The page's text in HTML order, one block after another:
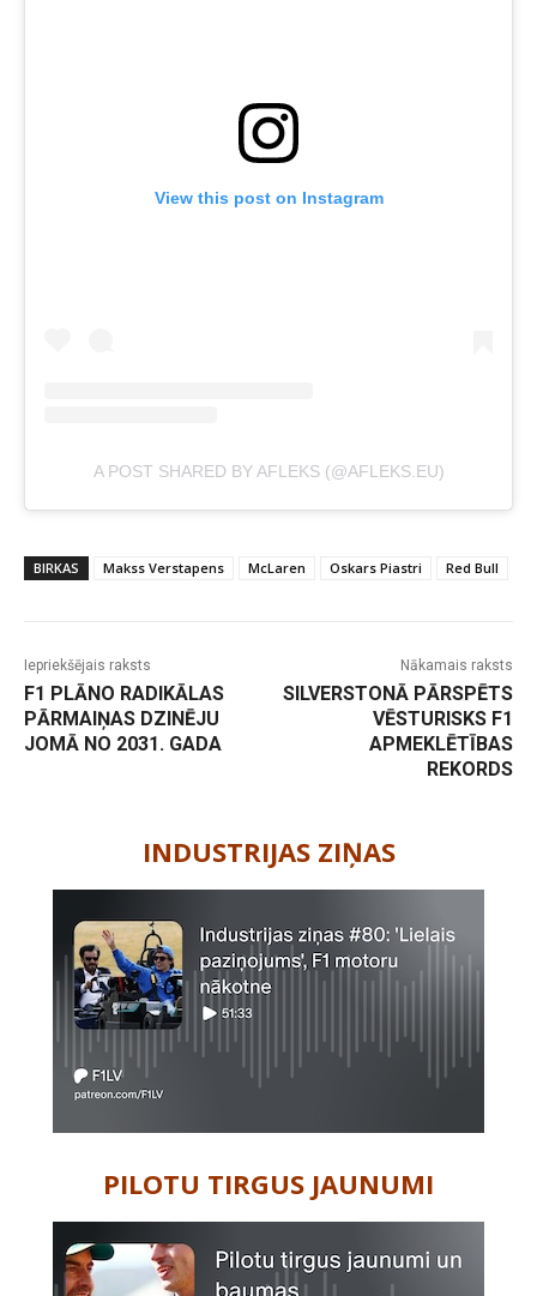
View this post on Instagram
A POST SHARED BY AFLEKS (@AFLEKS.EU)
BIRKAS Makss Verstapens McLaren Oskars Piastri Red Bull
Iepriekšējais raksts
F1 PLĀNO RADIKĀLAS
PĀRMAIŅAS DZINĒJU
JOMĀ NO 2031. GADA
Nākamais raksts
SILVERSTONĀ PĀRSPĒTS
VĒSTURISKS F1
APMEKLĒTĪBAS
REKORDS
INDUSTRIJAS ZIŅAS
PILOTU TIRGUS JAUNUMI